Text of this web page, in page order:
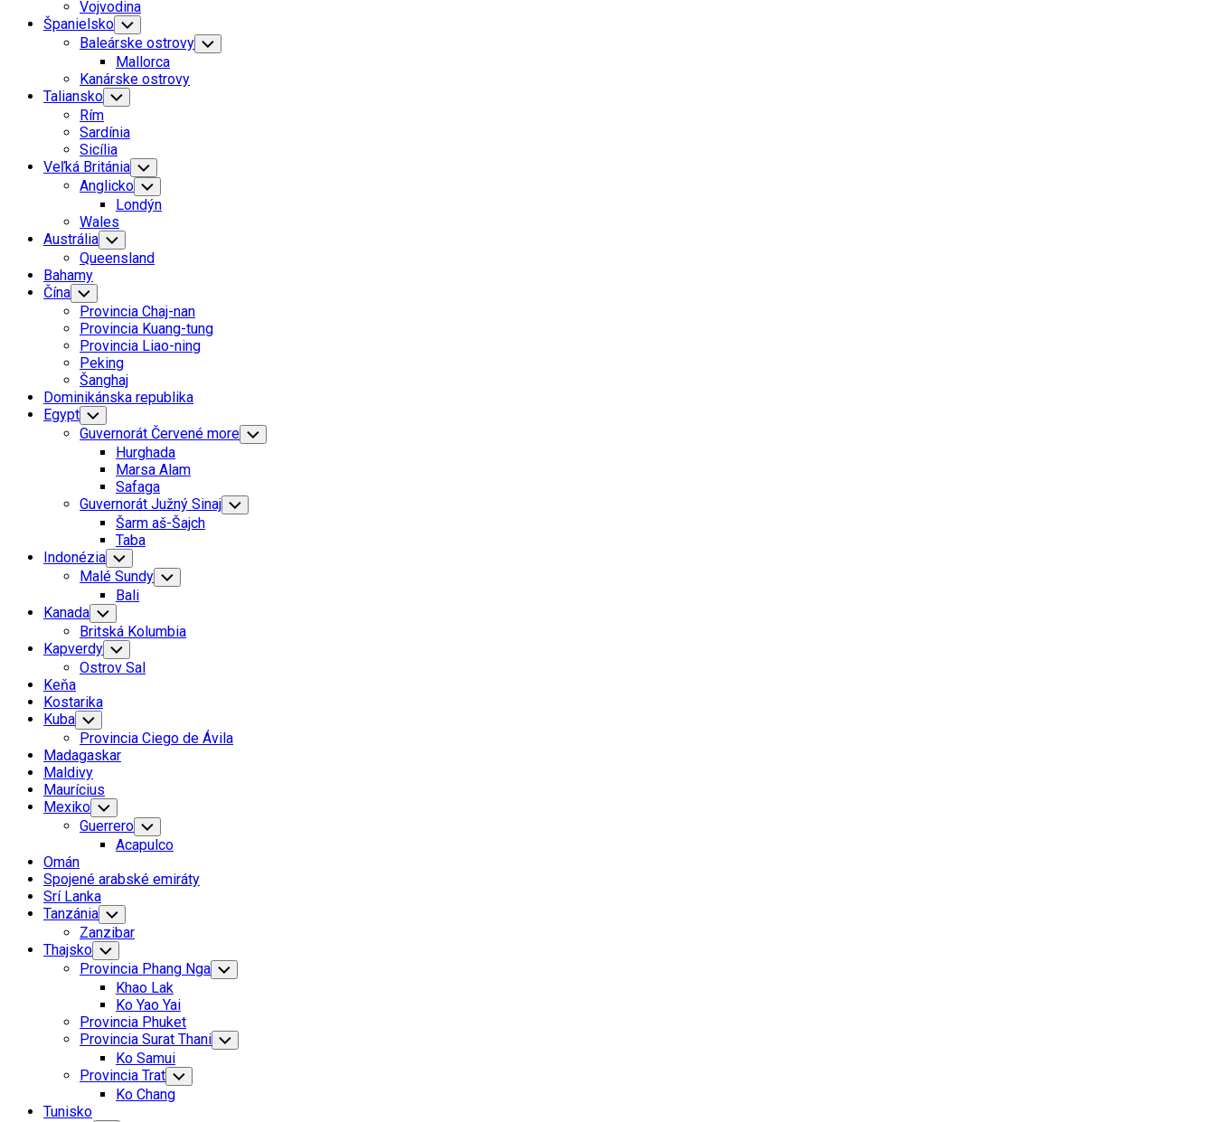
Vojvodina
Španielsko Toggle
Child
Menu
Baleárske ostrovy Toggle
Child
Mallorca
Kanárske ostrovy
Taliansko Toggle
Child
Menu
Rím
Sardínia
Sicília
Veľká Británia Toggle
Child
Menu
Anglicko Toggle
Child
Menu
Londýn
Wales
Austrália Toggle
Child
Menu
Queensland
Bahamy
Čína Toggle
Child
Menu
Provincia Chaj-nan
Provincia Kuang-tung
Provincia Liao-ning
Peking
Šanghaj
Dominikánska republika
Egypt Toggle
Child
Menu
Guvernorát Červené more Toggle
Child
Hurghada
Marsa Alam
Safaga
Guvernorát Južný Sinaj Toggle
Child
Šarm aš-Šajch
Taba
Indonézia Toggle
Child
Menu
Malé Sundy Toggle
Child
Bali
Kanada Toggle
Child
Menu
Britská Kolumbia
Kapverdy Toggle
Child
Menu
Ostrov Sal
Keňa
Kostarika
Kuba Toggle
Child
Menu
Provincia Ciego de Ávila
Madagaskar
Maldivy
Maurícius
Mexiko Toggle
Child
Menu
Guerrero Toggle
Child
Menu
Acapulco
Omán
Spojené arabské emiráty
Srí Lanka
Tanzánia Toggle
Child
Menu
Zanzibar
Thajsko Toggle
Child
Menu
Provincia Phang Nga Toggle
Child
Khao Lak
Ko Yao Yai
Provincia Phuket
Provincia Surat Thani Toggle
Child
Ko Samui
Provincia Trat Toggle
Child
Menu
Ko Chang
Tunisko